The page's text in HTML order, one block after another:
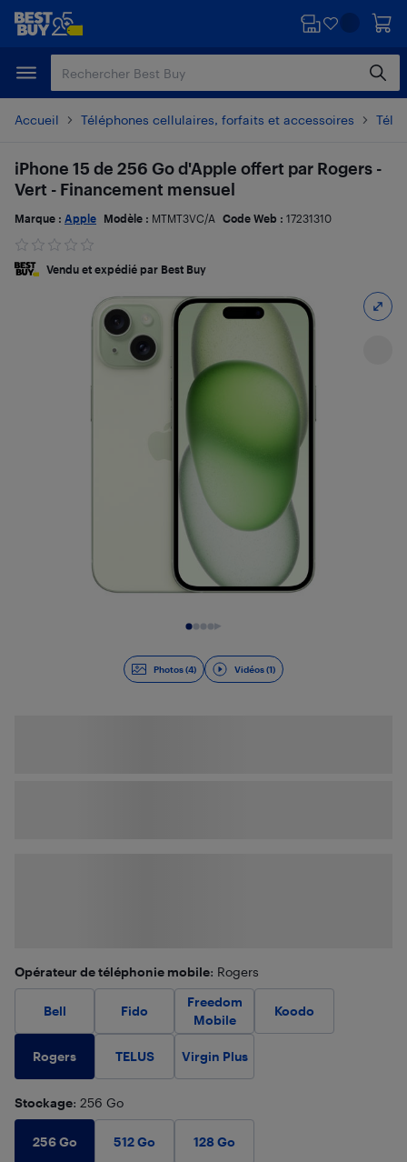
Passer
principal
Passer
Accueil Téléphones cellulaires, forfaits et accessoires
Photos (4) Vidéos (1)
iPhone 15 de 256 Go d'Apple offert par Rogers -
Vert - Financement mensuel
Marque : Apple Modèle : MTMT3VC/A Code Web : 17231310
Vendu et expédié par Best Buy
Opérateur de téléphonie mobile: Rogers
Bell Fido
Freedom
Mobile
Koodo
Rogers TELUS Virgin Plus
Stockage: 256 Go
256 Go 512 Go 128 Go